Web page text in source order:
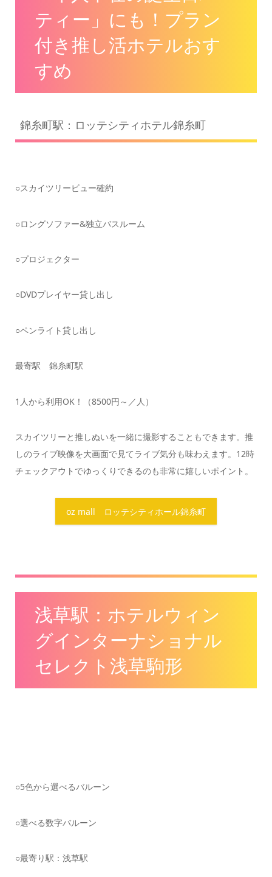
ティー」にも！プラン
付き推し活ホテルおす
すめ
錦糸町駅：ロッテシティホテル錦糸町
○スカイツリービュー確約
○ロングソファー&独立バスルーム
○プロジェクター
○DVDプレイヤー貸し出し
○ペンライト貸し出し
最寄駅 錦糸町駅
1人から利用OK！（8500円～／人）
スカイツリーと推しぬいを一緒に撮影することもできます。推
しのライブ映像を大画面で見てライブ気分も味わえます。12時
チェックアウトでゆっくりできるのも非常に嬉しいポイント。
oz mall ロッテシティホール錦糸町
浅草駅：ホテルウィン
グインターナショナル
セレクト浅草駒形
○5色から選べるバルーン
○選べる数字バルーン
○最寄り駅：浅草駅